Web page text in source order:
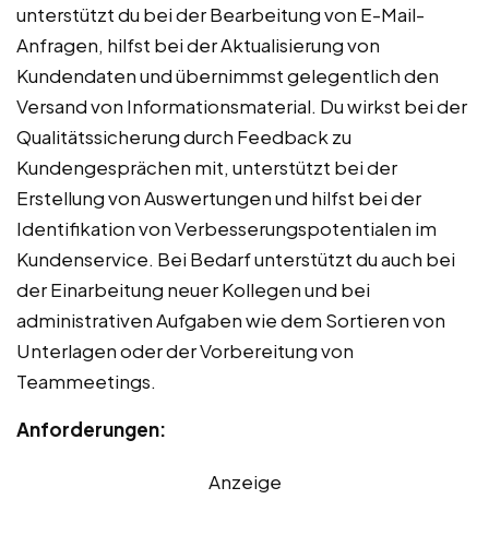
unterstützt du bei der Bearbeitung von E-Mail-
Anfragen, hilfst bei der Aktualisierung von
Kundendaten und übernimmst gelegentlich den
Versand von Informationsmaterial. Du wirkst bei der
Qualitätssicherung durch Feedback zu
Kundengesprächen mit, unterstützt bei der
Erstellung von Auswertungen und hilfst bei der
Identifikation von Verbesserungspotentialen im
Kundenservice. Bei Bedarf unterstützt du auch bei
der Einarbeitung neuer Kollegen und bei
administrativen Aufgaben wie dem Sortieren von
Unterlagen oder der Vorbereitung von
Teammeetings.
Anforderungen:
Anzeige